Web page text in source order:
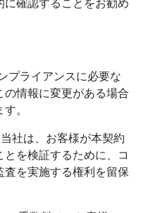
確認することをお勧め
プライアンスに必要な
の情報に変更がある場合
。
当社は、お客様が本契約
を検証するために、コ
査を実施する権利を留保